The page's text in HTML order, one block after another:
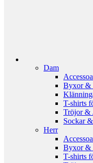
Dam
Byxor &
T-shirts
Tröjor &
Sockar
Herr
Byxor &
T-shirts